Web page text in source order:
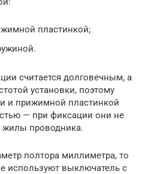
пластинкой;
считается долговечным, а
установки, поэтому
и прижимной пластинкой
— при фиксации они не
жилы проводника.
полтора миллиметра, то
используют выключатель с